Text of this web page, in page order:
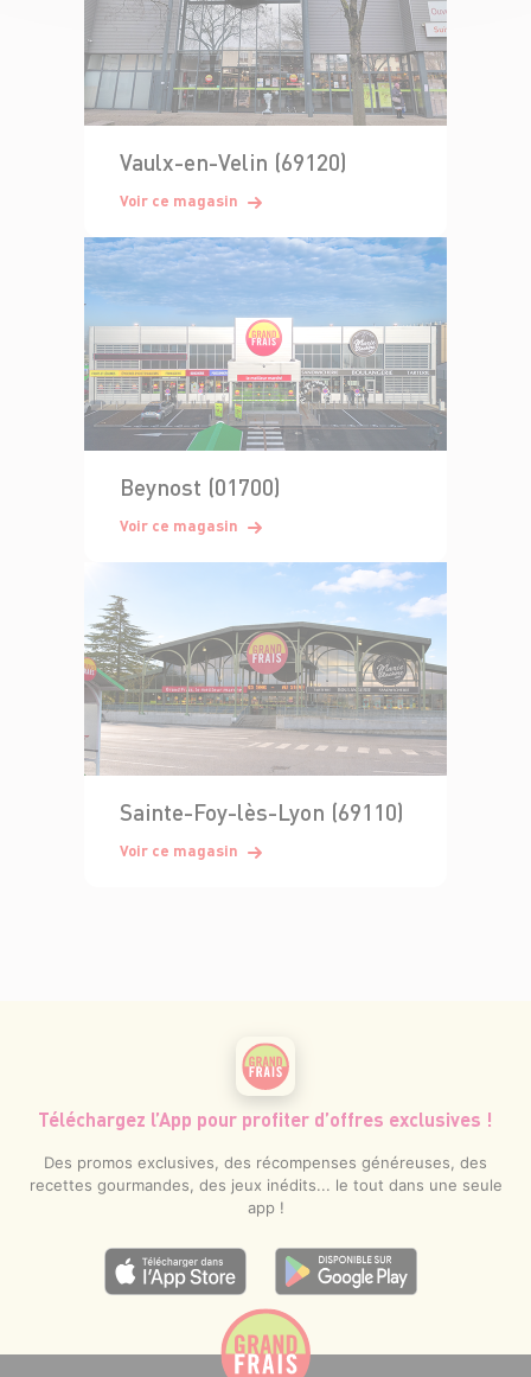
Vaulx-en-Velin (69120)
Voir ce magasin
Beynost (01700)
Voir ce magasin
Sainte-Foy-lès-Lyon (69110)
Voir ce magasin
Téléchargez l’App pour profiter d’offres exclusives !
Des promos exclusives, des récompenses généreuses, des
recettes gourmandes, des jeux inédits... le tout dans une seule
app !